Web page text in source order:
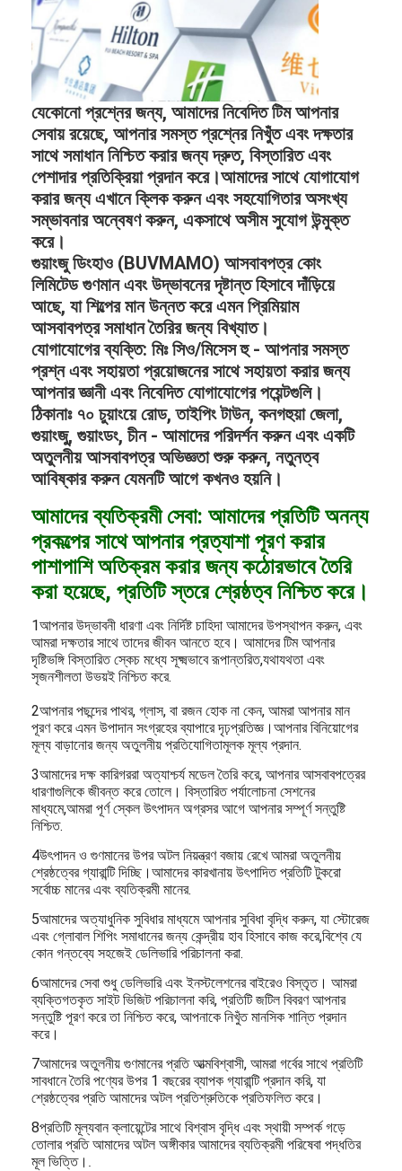
যেকোনো প্রশ্নের জন্য, আমাদের নিবেদিত টিম আপনার
সেবায় রয়েছে, আপনার সমস্ত প্রশ্নের নিখুঁত এবং দক্ষতার
সাথে সমাধান নিশ্চিত করার জন্য দ্রুত, বিস্তারিত এবং
পেশাদার প্রতিক্রিয়া প্রদান করে।আমাদের সাথে যোগাযোগ
করার জন্য এখানে ক্লিক করুন এবং সহযোগিতার অসংখ্য
সম্ভাবনার অন্বেষণ করুন, একসাথে অসীম সুযোগ উন্মুক্ত
করে।
গুয়াংজু ডিংহাও (BUVMAMO) আসবাবপত্র কোং
লিমিটেড গুণমান এবং উদ্ভাবনের দৃষ্টান্ত হিসাবে দাঁড়িয়ে
আছে, যা শিল্পের মান উন্নত করে এমন প্রিমিয়াম
আসবাবপত্র সমাধান তৈরির জন্য বিখ্যাত।
যোগাযোগের ব্যক্তি: মিঃ সিও/মিসেস হু - আপনার সমস্ত
প্রশ্ন এবং সহায়তা প্রয়োজনের সাথে সহায়তা করার জন্য
আপনার জ্ঞানী এবং নিবেদিত যোগাযোগের পয়েন্টগুলি।
ঠিকানাঃ ৭০ চুয়াংয়ে রোড, তাইপিং টাউন, কনগহুয়া জেলা,
গুয়াংজু, গুয়াংডং, চীন - আমাদের পরিদর্শন করুন এবং একটি
অতুলনীয় আসবাবপত্র অভিজ্ঞতা শুরু করুন, নতুনত্ব
আবিষ্কার করুন যেমনটি আগে কখনও হয়নি।
আমাদের ব্যতিক্রমী সেবা: আমাদের প্রতিটি অনন্য
প্রকল্পের সাথে আপনার প্রত্যাশা পূরণ করার
পাশাপাশি অতিক্রম করার জন্য কঠোরভাবে তৈরি
করা হয়েছে, প্রতিটি স্তরে শ্রেষ্ঠত্ব নিশ্চিত করে।
1আপনার উদ্ভাবনী ধারণা এবং নির্দিষ্ট চাহিদা আমাদের উপস্থাপন করুন, এবং
আমরা দক্ষতার সাথে তাদের জীবন আনতে হবে। আমাদের টিম আপনার
দৃষ্টিভঙ্গি বিস্তারিত স্কেচ মধ্যে সূক্ষ্মভাবে রূপান্তরিত,যথাযথতা এবং
সৃজনশীলতা উভয়ই নিশ্চিত করে.
2আপনার পছন্দের পাথর, গ্লাস, বা রজন হোক না কেন, আমরা আপনার মান
পূরণ করে এমন উপাদান সংগ্রহের ব্যাপারে দৃঢ়প্রতিজ্ঞ।আপনার বিনিয়োগের
মূল্য বাড়ানোর জন্য অতুলনীয় প্রতিযোগিতামূলক মূল্য প্রদান.
3আমাদের দক্ষ কারিগররা অত্যাশ্চর্য মডেল তৈরি করে, আপনার আসবাবপত্রের
ধারণাগুলিকে জীবন্ত করে তোলে। বিস্তারিত পর্যালোচনা সেশনের
মাধ্যমে,আমরা পূর্ণ স্কেল উৎপাদন অগ্রসর আগে আপনার সম্পূর্ণ সন্তুষ্টি
নিশ্চিত.
4উৎপাদন ও গুণমানের উপর অটল নিয়ন্ত্রণ বজায় রেখে আমরা অতুলনীয়
শ্রেষ্ঠত্বের গ্যারান্টি দিচ্ছি।আমাদের কারখানায় উৎপাদিত প্রতিটি টুকরো
সর্বোচ্চ মানের এবং ব্যতিক্রমী মানের.
5আমাদের অত্যাধুনিক সুবিধার মাধ্যমে আপনার সুবিধা বৃদ্ধি করুন, যা স্টোরেজ
এবং গ্লোবাল শিপিং সমাধানের জন্য কেন্দ্রীয় হাব হিসাবে কাজ করে,বিশ্বে যে
কোন গন্তব্যে সহজেই ডেলিভারি পরিচালনা করা.
6আমাদের সেবা শুধু ডেলিভারি এবং ইনস্টলেশনের বাইরেও বিস্তৃত। আমরা
ব্যক্তিগতকৃত সাইট ভিজিট পরিচালনা করি, প্রতিটি জটিল বিবরণ আপনার
সন্তুষ্টি পূরণ করে তা নিশ্চিত করে, আপনাকে নিখুঁত মানসিক শান্তি প্রদান
করে।
7আমাদের অতুলনীয় গুণমানের প্রতি আত্মবিশ্বাসী, আমরা গর্বের সাথে প্রতিটি
সাবধানে তৈরি পণ্যের উপর 1 বছরের ব্যাপক গ্যারান্টি প্রদান করি, যা
শ্রেষ্ঠত্বের প্রতি আমাদের অটল প্রতিশ্রুতিকে প্রতিফলিত করে।
8প্রতিটি মূল্যবান ক্লায়েন্টের সাথে বিশ্বাস বৃদ্ধি এবং স্থায়ী সম্পর্ক গড়ে
তোলার প্রতি আমাদের অটল অঙ্গীকার আমাদের ব্যতিক্রমী পরিষেবা পদ্ধতির
মূল ভিত্তি।